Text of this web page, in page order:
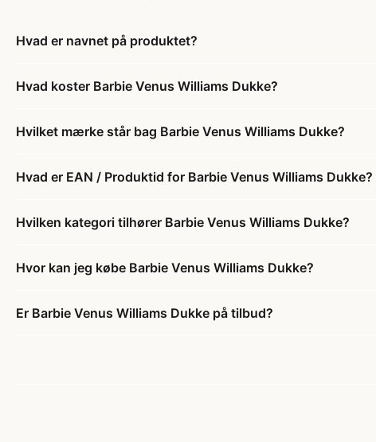
Hvad er navnet på produktet?
Hvad koster Barbie Venus Williams Dukke?
Hvilket mærke står bag Barbie Venus Williams Dukke?
Hvad er EAN / Produktid for Barbie Venus Williams Dukke?
Hvilken kategori tilhører Barbie Venus Williams Dukke?
Hvor kan jeg købe Barbie Venus Williams Dukke?
Er Barbie Venus Williams Dukke på tilbud?